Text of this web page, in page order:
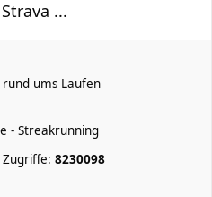
...
ums Laufen
- Streakrunning
Zugriffe: 8230098